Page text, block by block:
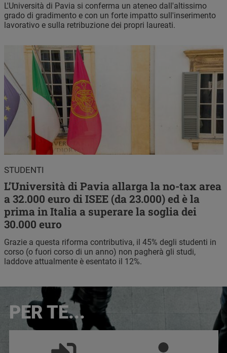
L'Università di Pavia si conferma un ateneo dall'altissimo
grado di gradimento e con un forte impatto sull'inserimento
lavorativo e sulla retribuzione dei propri laureati.
Immagine
STUDENTI
L’Università di Pavia allarga la no-tax area
a 32.000 euro di ISEE (da 23.000) ed è la
prima in Italia a superare la soglia dei
30.000 euro
Grazie a questa riforma contributiva, il 45% degli studenti in
corso (o fuori corso di un anno) non pagherà gli studi,
laddove attualmente è esentato il 12%.
Immagine
PER TE...
Naviga le aree tematiche